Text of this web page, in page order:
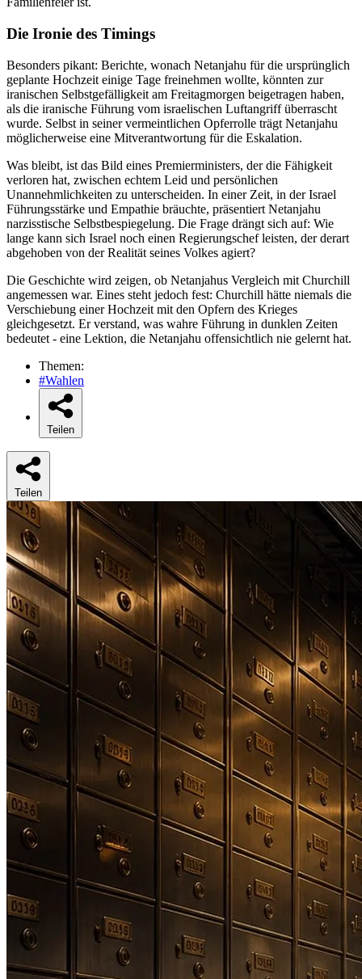
Die Ironie des Timings
Besonders pikant: Berichte, wonach Netanjahu für die ursprünglich
geplante Hochzeit einige Tage freinehmen wollte, könnten zur
iranischen Selbstgefälligkeit am Freitagmorgen beigetragen haben,
als die iranische Führung vom israelischen Luftangriff überrascht
wurde. Selbst in seiner vermeintlichen Opferrolle trägt Netanjahu
möglicherweise eine Mitverantwortung für die Eskalation.
Was bleibt, ist das Bild eines Premierministers, der die Fähigkeit
verloren hat, zwischen echtem Leid und persönlichen
Unannehmlichkeiten zu unterscheiden. In einer Zeit, in der Israel
Führungsstärke und Empathie bräuchte, präsentiert Netanjahu
narzisstische Selbstbespiegelung. Die Frage drängt sich auf: Wie
lange kann sich Israel noch einen Regierungschef leisten, der derart
abgehoben von der Realität seines Volkes agiert?
Die Geschichte wird zeigen, ob Netanjahus Vergleich mit Churchill
angemessen war. Eines steht jedoch fest: Churchill hätte niemals die
Verschiebung einer Hochzeit mit den Opfern des Krieges
gleichgesetzt. Er verstand, was wahre Führung in dunklen Zeiten
bedeutet - eine Lektion, die Netanjahu offensichtlich nie gelernt hat.
Themen:
#Wahlen
Teilen
Teilen